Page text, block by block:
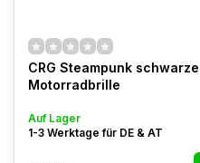
CRG Steampunk schwarze
Motorradbrille
Auf Lager
1-3 Werktage für DE & AT